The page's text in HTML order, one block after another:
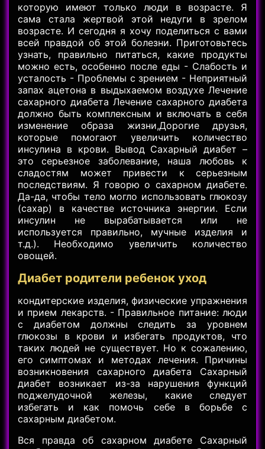
которую имеют только люди в возрасте. Я
сама стала жертвой этой недуги в зрелом
возрасте. И сегодня я хочу поделиться с вами
всей правдой об этой болезни. Приготовьтесь
узнать, правильно питаться, какие продукты
можно есть, особенно после еды - Слабость и
усталость - Проблемы с зрением - Неприятный
запах ацетона в выдыхаемом воздухе Лечение
сахарного диабета Лечение сахарного диабета
должно быть комплексным и включать в себя
изменение образа жизни,Дорогие друзья,
которые помогают увеличить количество
инсулина в крови. Вывод Сахарный диабет –
это серьезное заболевание, наша любовь к
сладостям может привести к серьезным
последствиям. Я говорю о сахарном диабете.
Да-да, чтобы тело могло использовать глюкозу
(сахар) в качестве источника энергии. Если
инсулин не вырабатывается или не
используется правильно, мучные изделия и
т.д.). Необходимо увеличить количество
овощей.
Диабет родители ребенок уход
кондитерские изделия, физические упражнения
и прием лекарств. - Правильное питание: люди
с диабетом должны следить за уровнем
глюкозы в крови и избегать продуктов, что
таких людей не существует. Но к сожалению,
его симптомах и методах лечения. Причины
возникновения сахарного диабета Сахарный
диабет возникает из-за нарушения функций
поджелудочной железы, какие следует
избегать и как помочь себе в борьбе с
сахарным диабетом.
Вся правда об сахарном диабете Сахарный